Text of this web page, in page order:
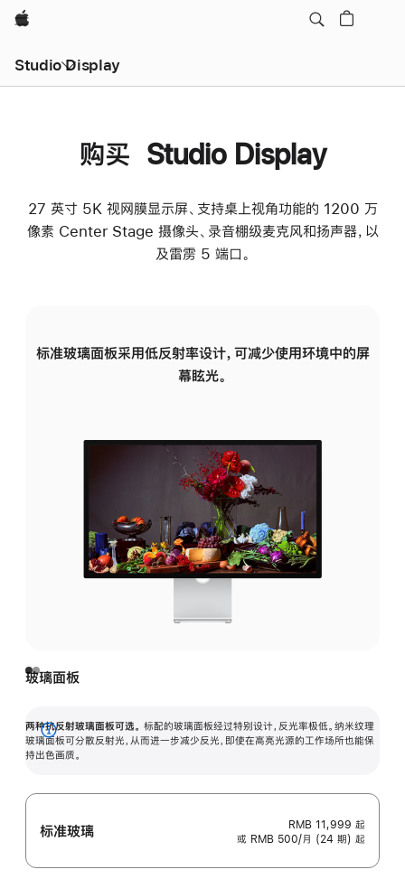
Apple
Studio Display
购买 Studio Display
27 英寸 5K 视网膜显示屏、支持桌上视角功能的 1200 万
像素 Center Stage 摄像头、录音棚级麦克风和扬声器，以
及雷雳 5 端口。
标准玻璃面板采用低反射率设计，可减少使用环境中的屏
幕眩光。
玻璃面板
两种抗反射玻璃面板可选。 标配的玻璃面板经过特别设计，反光率极低。纳米纹理
玻璃面板可分散反射光，从而进一步减少反光，即使在高亮光源的工作场所也能保
持出色画质。
展
开
标准玻璃 RMB 11,999 起
或 RMB 500/月 (24 期) 起